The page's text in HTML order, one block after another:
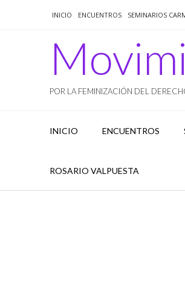
INICIO ENCUENTROS SEMINARIOS
POR LA FEMINIZACIÓN DEL
INICIO ENCUENTROS
ROSARIO VALPUESTA